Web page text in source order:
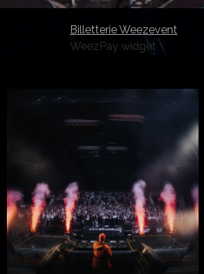
Billetterie Weezevent
WeezPay widget